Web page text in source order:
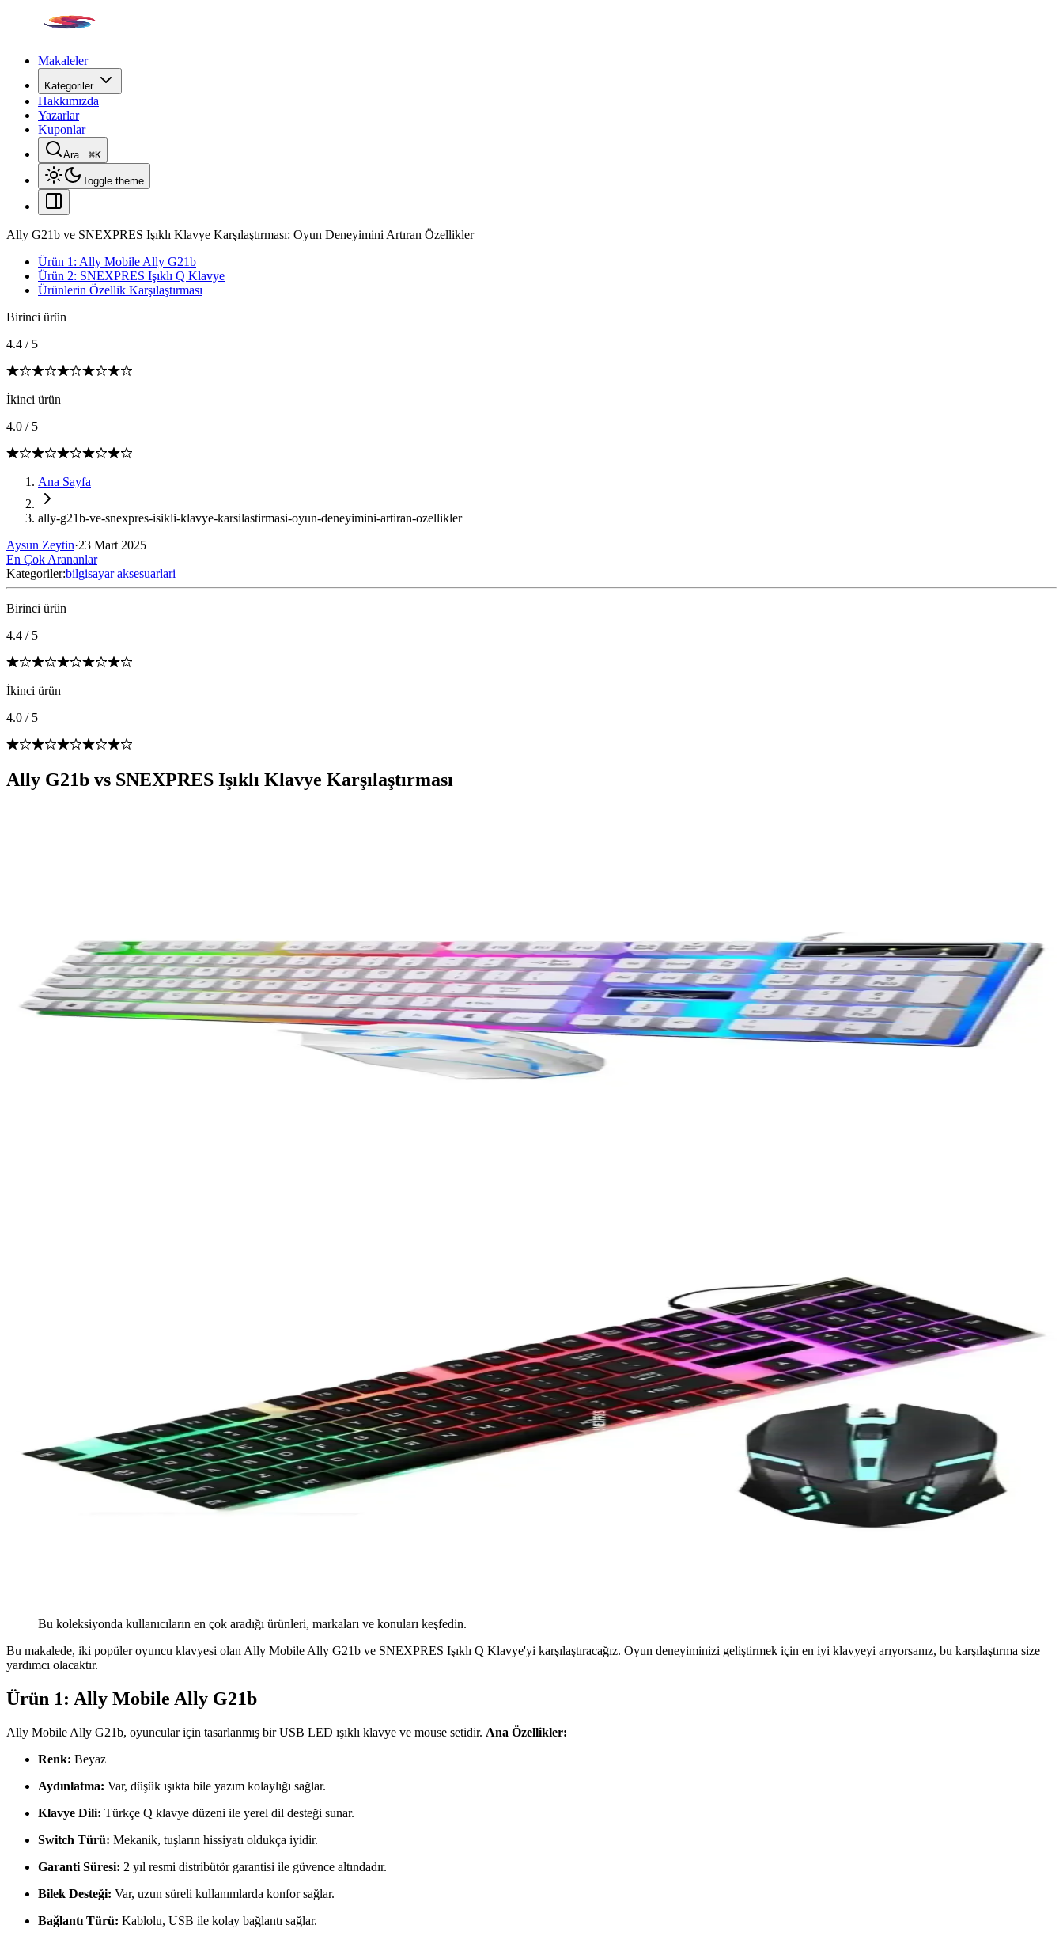
Makaleler
Kategoriler
Hakkımızda
Yazarlar
Kuponlar
Ara...⌘K
Toggle theme
Ally G21b ve SNEXPRES Işıklı Klavye Karşılaştırması: Oyun Deneyimini Artıran Özellikler
Ürün 1: Ally Mobile Ally G21b
Ürün 2: SNEXPRES Işıklı Q Klavye
Ürünlerin Özellik Karşılaştırması
Birinci ürün
4.4 / 5
İkinci ürün
4.0 / 5
Ana Sayfa
ally-g21b-ve-snexpres-isikli-klavye-karsilastirmasi-oyun-deneyimini-artiran-ozellikler
Aysun Zeytin·23 Mart 2025
En Çok Arananlar
Kategoriler:bilgisayar aksesuarlari
Birinci ürün
4.4 / 5
İkinci ürün
4.0 / 5
Ally G21b vs SNEXPRES Işıklı Klavye Karşılaştırması
Bu koleksiyonda kullanıcıların en çok aradığı ürünleri, markaları ve konuları keşfedin.
Bu makalede, iki popüler oyuncu klavyesi olan Ally Mobile Ally G21b ve SNEXPRES Işıklı Q Klavye'yi karşılaştıracağız. Oyun deneyiminizi geliştirmek için en iyi klavyeyi arıyorsanız, bu karşılaştırma size
yardımcı olacaktır.
Ürün 1: Ally Mobile Ally G21b
Ally Mobile Ally G21b, oyuncular için tasarlanmış bir USB LED ışıklı klavye ve mouse setidir. Ana Özellikler:
Renk: Beyaz
Aydınlatma: Var, düşük ışıkta bile yazım kolaylığı sağlar.
Klavye Dili: Türkçe Q klavye düzeni ile yerel dil desteği sunar.
Switch Türü: Mekanik, tuşların hissiyatı oldukça iyidir.
Garanti Süresi: 2 yıl resmi distribütör garantisi ile güvence altındadır.
Bilek Desteği: Var, uzun süreli kullanımlarda konfor sağlar.
Bağlantı Türü: Kablolu, USB ile kolay bağlantı sağlar.